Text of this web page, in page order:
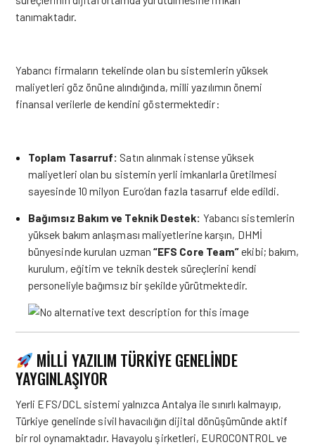
tanımaktadır.
Yabancı firmaların tekelinde olan bu sistemlerin yüksek
maliyetleri göz önüne alındığında, milli yazılımın önemi
finansal verilerle de kendini göstermektedir:
Toplam Tasarruf: Satın alınmak istense yüksek
maliyetleri olan bu sistemin yerli imkanlarla üretilmesi
sayesinde 10 milyon Euro’dan fazla tasarruf elde edildi.
Bağımsız Bakım ve Teknik Destek: Yabancı sistemlerin
yüksek bakım anlaşması maliyetlerine karşın, DHMİ
bünyesinde kurulan uzman“EFS Core Team”ekibi; bakım,
kurulum, eğitim ve teknik destek süreçlerini kendi
personeliyle bağımsız bir şekilde yürütmektedir.
MILLI YAZILIM TÜRKIYE GENELINDE
YAYGINLAŞIYOR
Yerli EFS/DCL sistemi yalnızca Antalya ile sınırlı kalmayıp,
Türkiye genelinde sivil havacılığın dijital dönüşümünde aktif
bir rol oynamaktadır. Havayolu şirketleri, EUROCONTROL ve